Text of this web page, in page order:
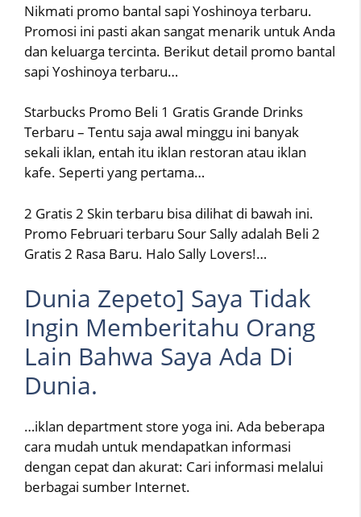
Nikmati promo bantal sapi Yoshinoya terbaru.
Promosi ini pasti akan sangat menarik untuk Anda
dan keluarga tercinta. Berikut detail promo bantal
sapi Yoshinoya terbaru…
Starbucks Promo Beli 1 Gratis Grande Drinks
Terbaru – Tentu saja awal minggu ini banyak
sekali iklan, entah itu iklan restoran atau iklan
kafe. Seperti yang pertama…
2 Gratis 2 Skin terbaru bisa dilihat di bawah ini.
Promo Februari terbaru Sour Sally adalah Beli 2
Gratis 2 Rasa Baru. Halo Sally Lovers!…
Dunia Zepeto] Saya Tidak
Ingin Memberitahu Orang
Lain Bahwa Saya Ada Di
Dunia.
…iklan department store yoga ini. Ada beberapa
cara mudah untuk mendapatkan informasi
dengan cepat dan akurat: Cari informasi melalui
berbagai sumber Internet.